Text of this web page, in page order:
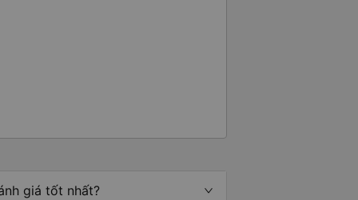
giá tốt nhất?